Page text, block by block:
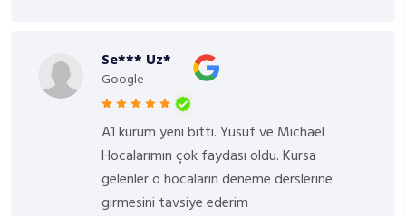
Se*** Uz*
Google
A1 kurum yeni bitti. Yusuf ve Michael
Hocalarımın çok faydası oldu. Kursa
gelenler o hocaların deneme derslerine
girmesini tavsiye ederim